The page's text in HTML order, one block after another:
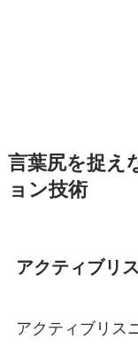
言葉尻を捉え
ョン技術
アクティブリ
アクティブリス